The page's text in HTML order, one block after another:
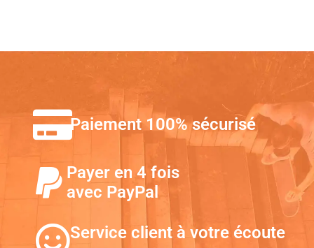
Paiement 100% sécurisé
Payer en 4 fois
avec PayPal
Service client à votre écoute